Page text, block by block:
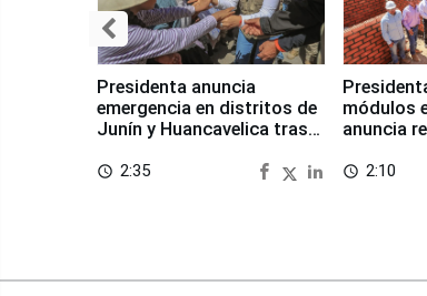
Presidenta anuncia
emergencia en distritos de
Junín y Huancavelica tras
access_time 2:35
módulos
anuncia
access_time 2:10